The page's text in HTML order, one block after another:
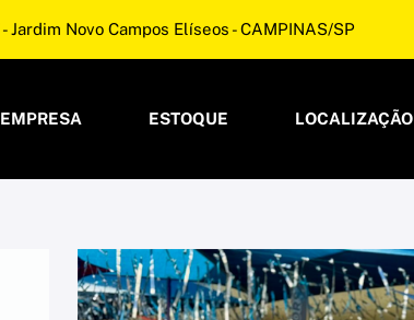
Jardim Novo Campos Elíseos - CAMPINAS/SP
ESTOQUE LOCALIZAÇÃO